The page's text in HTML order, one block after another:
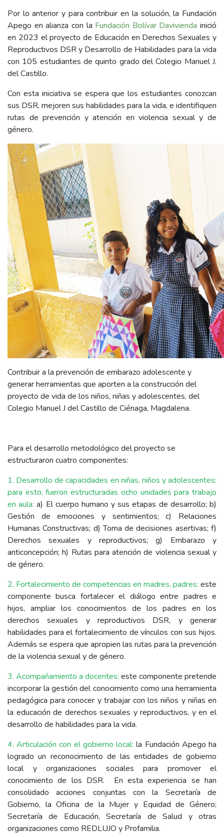
Por lo anterior y para contribuir en la solución, la Fundación
Apego en alianza con la Fundación Bolívar Davivienda inició
en 2023 el proyecto de Educación en Derechos Sexuales y
Reproductivos DSR y Desarrollo de Habilidades para la vida
con 105 estudiantes de quinto grado del Colegio Manuel J.
del Castillo.
Con esta iniciativa se espera que los estudiantes conozcan
sus DSR, mejoren sus habilidades para la vida, e identifiquen
rutas de prevención y atención en violencia sexual y de
género.
Contribuir a la prevención de embarazo adolescente y
generar herramientas que aporten a la construcción del
proyecto de vida de los niños, niñas y adolescentes, del
Colegio Manuel J del Castillo de Ciénaga, Magdalena.
Para el desarrollo metodológico del proyecto se
estructuraron cuatro componentes:
1. Desarrollo de capacidades en niñas, niños y adolescentes:
para esto, fueron estructuradas ocho unidades para trabajo
en aula: a) El cuerpo humano y sus etapas de desarrollo; b)
Gestión de emociones y sentimientos; c) Relaciones
Humanas Constructivas; d) Toma de decisiones asertivas; f)
Derechos sexuales y reproductivos; g) Embarazo y
anticoncepción; h) Rutas para atención de violencia sexual y
de género.
2. Fortalecimiento de competencias en madres, padres: este
componente busca fortalecer el diálogo entre padres e
hijos, ampliar los conocimientos de los padres en los
derechos sexuales y reproductivos DSR, y generar
habilidades para el fortalecimiento de vínculos con sus hijos.
Además se espera que apropien las rutas para la prevención
de la violencia sexual y de género.
3. Acompañamiento a docentes: este componente pretende
incorporar la gestión del conocimiento como una herramienta
pedagógica para conocer y trabajar con los niños y niñas en
la educación de derechos sexuales y reproductivos, y en el
desarrollo de habilidades para la vida.
4. Articulación con el gobierno local: la Fundación Apego ha
logrado un reconocimiento de las entidades de gobierno
local y organizaciones sociales para promover el
conocimiento de los DSR. En esta experiencia se han
consolidado acciones conjuntas con la Secretaría de
Gobierno, la Oficina de la Mujer y Equidad de Género;
Secretaría de Educación, Secretaría de Salud y otras
organizaciones como REDLUJO y Profamilia.